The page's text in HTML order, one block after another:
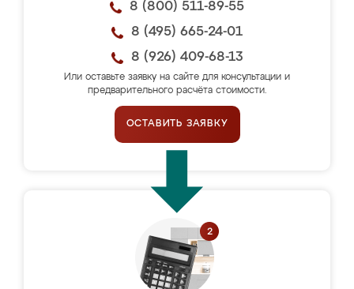
8 (800) 511-89-55
8 (495) 665-24-01
8 (926) 409-68-13
Или оставьте заявку на сайте для консультации и
предварительного расчёта стоимости.
ОСТАВИТЬ ЗАЯВКУ